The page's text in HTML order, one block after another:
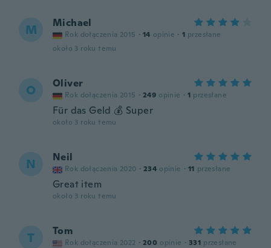
M Michael
Rok dołączenia 2015 · 14 opinie · 1 przesłane
około 3 roku temu
O Oliver
Rok dołączenia 2015 · 249 opinie · 1 przesłane
Für das Geld 💰 Super
około 3 roku temu
N Neil
Rok dołączenia 2020 · 234 opinie · 11 przesłane
Great item
około 3 roku temu
T Tom
Rok dołączenia 2022 · 200 opinie · 331 przesłane